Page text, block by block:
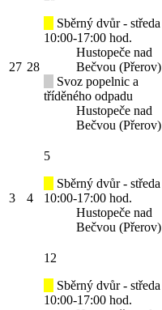
27 28
Sběrný dvůr - středa
10:00-17:00 hod.
Hustopeče nad
Bečvou (Přerov)
Svoz popelnic a
tříděného odpadu
Hustopeče nad
Bečvou (Přerov)
3 4
5
Sběrný dvůr - středa
10:00-17:00 hod.
Hustopeče nad
Bečvou (Přerov)
12
Sběrný dvůr - středa
10:00-17:00 hod.